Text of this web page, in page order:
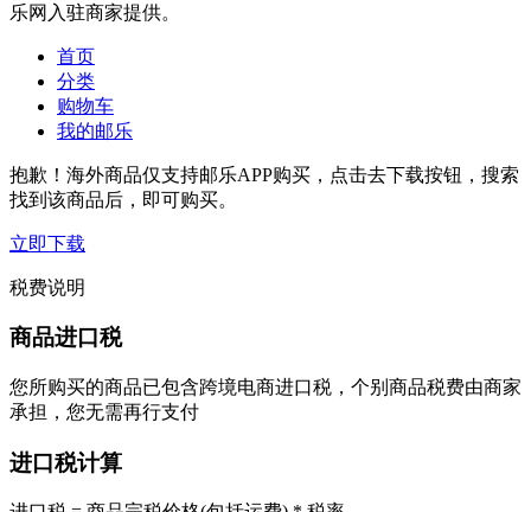
乐网入驻商家提供。
首页
分类
购物车
我的邮乐
抱歉！海外商品仅支持邮乐APP购买，点击去下载按钮，搜索
找到该商品后，即可购买。
立即下载
税费说明
商品进口税
您所购买的商品已包含跨境电商进口税，个别商品税费由商家
承担，您无需再行支付
进口税计算